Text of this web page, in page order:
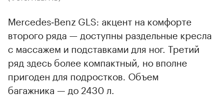
Mercedes‑Benz GLS: акцент на комфорте
второго ряда — доступны раздельные кресла
с массажем и подставками для ног. Третий
ряд здесь более компактный, но вполне
пригоден для подростков. Объем
багажника — до 2430 л.